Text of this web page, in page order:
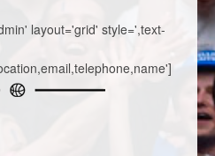
layout='grid' style=',text-